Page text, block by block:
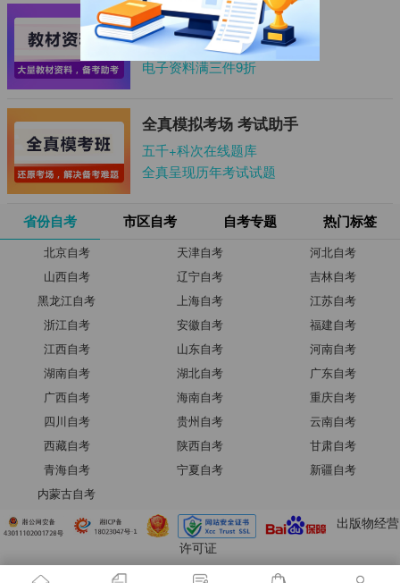
自考教材资料 备考助考
五千+科次教材资料
电子资料满三件9折
全真模拟考场 考试助手
五千+科次在线题库
全真呈现历年考试试题
省份自考 市区自考 自考专题 热门标签
北京自考 天津自考
河北自考
山西自考
辽宁自考
吉林自考
黑龙江自考
上海自考
江苏自考
浙江自考
安徽自考
福建自考
江西自考
山东自考
河南自考
湖南自考
湖北自考
广东自考
广西自考
海南自考
重庆自考
四川自考
贵州自考
云南自考
西藏自考
陕西自考
甘肃自考
青海自考
宁夏自考
新疆自考
内蒙古自考
出版物经营
许可证